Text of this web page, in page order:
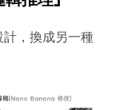
，換成另一種